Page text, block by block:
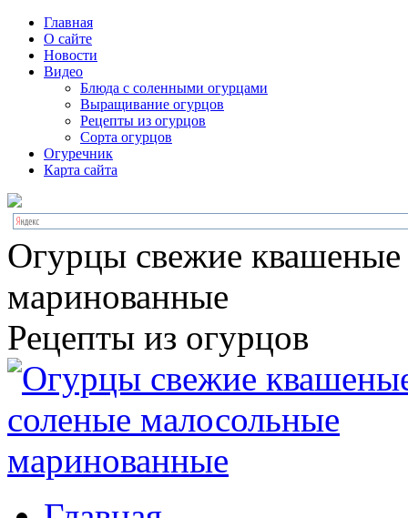
Главная
О сайте
Новости
Видео
Блюда с соленными огурцами
Выращивание огурцов
Рецепты из огурцов
Сорта огурцов
Огуречник
Карта сайта
Огурцы свежие
маринованные
Рецепты из огурцов